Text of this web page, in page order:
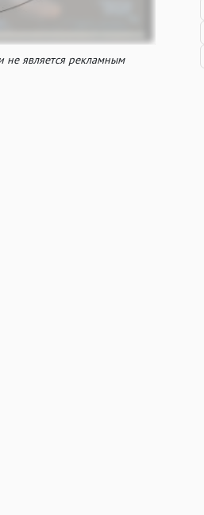
не является рекламным